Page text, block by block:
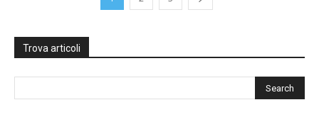
Trova articoli